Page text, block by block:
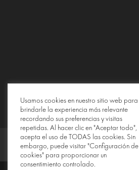
Usamos cookies en nuestro sitio web para
brindarle la experiencia más relevante
recordando sus preferencias y visitas
repetidas. Al hacer clic en "Aceptar todo",
acepta el uso de TODAS las cookies. Sin
embargo, puede visitar "Configuración de
cookies" para proporcionar un
consentimiento controlado.